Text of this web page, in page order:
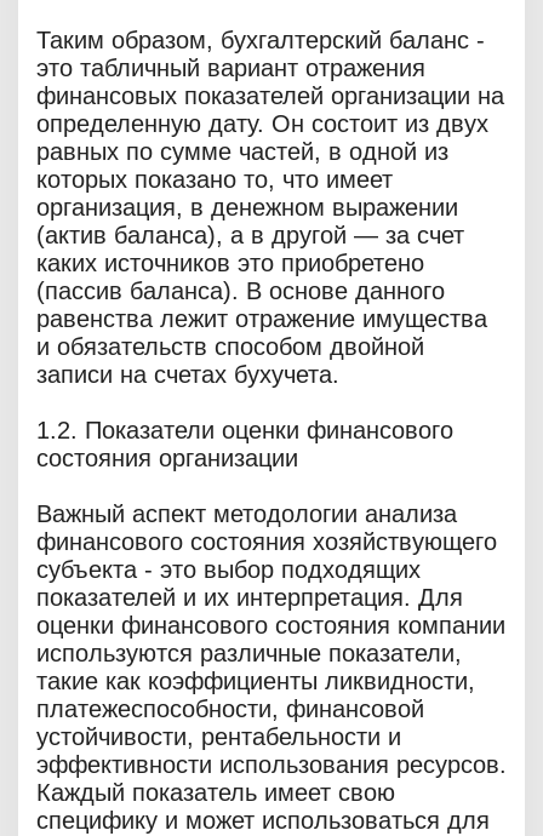
Таким образом, бухгалтерский баланс -
это табличный вариант отражения
финансовых показателей организации на
определенную дату. Он состоит из двух
равных по сумме частей, в одной из
которых показано то, что имеет
организация, в денежном выражении
(актив баланса), а в другой — за счет
каких источников это приобретено
(пассив баланса). В основе данного
равенства лежит отражение имущества
и обязательств способом двойной
записи на счетах бухучета.
1.2. Показатели оценки финансового
состояния организации
Важный аспект методологии анализа
финансового состояния хозяйствующего
субъекта - это выбор подходящих
показателей и их интерпретация. Для
оценки финансового состояния компании
используются различные показатели,
такие как коэффициенты ликвидности,
платежеспособности, финансовой
устойчивости, рентабельности и
эффективности использования ресурсов.
Каждый показатель имеет свою
специфику и может использоваться для